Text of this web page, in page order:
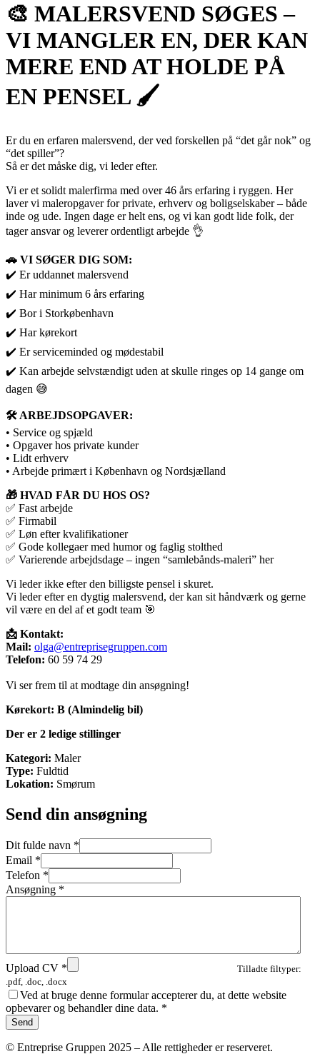
🎨 MALERSVEND SØGES –
VI MANGLER EN, DER KAN
MERE END AT HOLDE PÅ
EN PENSEL 🖌️
Er du en erfaren malersvend, der ved forskellen på “det går nok” og
“det spiller”?
Så er det måske dig, vi leder efter.
Vi er et solidt malerfirma med over 46 års erfaring i ryggen. Her
laver vi maleropgaver for private, erhverv og boligselskaber – både
inde og ude. Ingen dage er helt ens, og vi kan godt lide folk, der
tager ansvar og leverer ordentligt arbejde 👌
🚗 VI SØGER DIG SOM:
✔️ Er uddannet malersvend
✔️ Har minimum 6 års erfaring
✔️ Bor i Storkøbenhavn
✔️ Har kørekort
✔️ Er serviceminded og mødestabil
✔️ Kan arbejde selvstændigt uden at skulle ringes op 14 gange om
dagen 😅
🛠️ ARBEJDSOPGAVER:
• Service og spjæld
• Opgaver hos private kunder
• Lidt erhverv
• Arbejde primært i København og Nordsjælland
🎁 HVAD FÅR DU HOS OS?
✅ Fast arbejde
✅ Firmabil
✅ Løn efter kvalifikationer
✅ Gode kollegaer med humor og faglig stolthed
✅ Varierende arbejdsdage – ingen “samlebånds-maleri” her
Vi leder ikke efter den billigste pensel i skuret.
Vi leder efter en dygtig malersvend, der kan sit håndværk og gerne
vil være en del af et godt team 🎯
📩 Kontakt:
Mail: olga@entreprisegruppen.com
Telefon: 60 59 74 29
Vi ser frem til at modtage din ansøgning!
Kørekort: B (Almindelig bil)
Der er 2 ledige stillinger
Kategori: Maler
Type: Fuldtid
Lokation: Smørum
Send din ansøgning
Dit fulde navn *
Email *
Telefon *
Ansøgning *
Upload CV *
Tilladte filtyper:
.pdf, .doc, .docx
Ved at bruge denne formular accepterer du, at dette website
opbevarer og behandler dine data. *
© Entreprise Gruppen 2025 – Alle rettigheder er reserveret.